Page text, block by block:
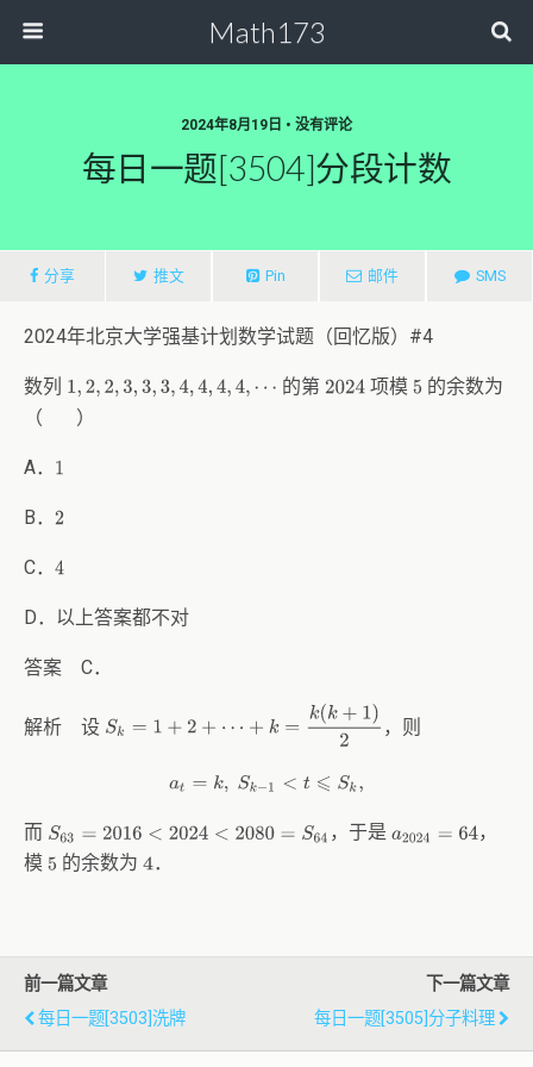
Math173
2024年8月19日 • 没有评论
每日一题[3504]分段计数
分享 推文 Pin 邮件 SMS
2024年北京大学强基计划数学试题（回忆版）#4
数列 1,2,2 ,3, 3,3 ,4, 4,4,4⋯ 的第 2024项模 5 的余数为
（ ）
A． 1
B． 2
C． 4
D．以上答案都不对
答案 C．
解析 设 Sk 2 +k = ) ，则
a t=k ,Sk−1 <t⩽Sk,
而 S63 =2016<2024<2080= S64 ，于是 a2024 =64
，
模 5 的余数为4．
前一篇文章
每日一题[3503]洗牌
下一篇文章
每日一题[3505]分子料理